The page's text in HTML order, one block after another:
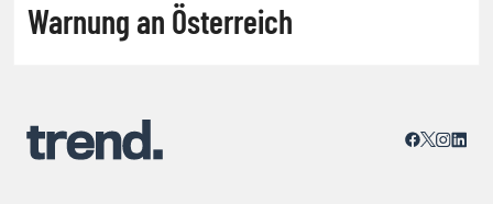
Warnung an Österreich